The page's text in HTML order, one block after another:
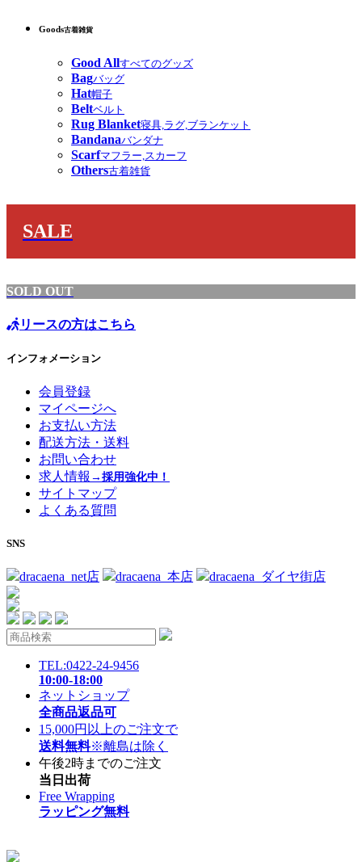
Goods古着雑貨
Good Allすべてのグッズ
Bagバッグ
Hat帽子
Beltベルト
Rug Blanket寝具,ラグ,ブランケット
Bandanaバンダナ
Scarfマフラー,スカーフ
Others古着雑貨
SALE
SOLD OUT
リースの方はこちら
インフォメーション
会員登録
マイページへ
お支払い方法
配送方法・送料
お問い合わせ
求人情報 →採用強化中！
サイトマップ
よくある質問
SNS
dracaena_net店 dracaena_本店 dracaena_ダイヤ街店
TEL:0422-24-9456
10:00-18:00
ネットショップ
全商品返品可
15,000円以上のご注文で
送料無料※離島は除く
午後2時までのご注文
当日出荷
Free Wrapping
ラッピング無料